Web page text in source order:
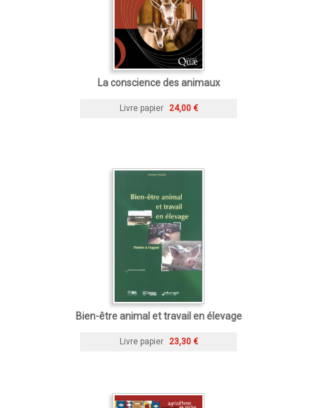
La conscience des animaux
Livre papier 24,00 €
Bien-être animal et travail en élevage
Livre papier 23,30 €